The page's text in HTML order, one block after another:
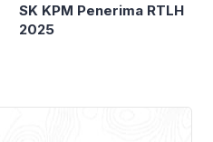
SK KPM Penerima RTLH
2025